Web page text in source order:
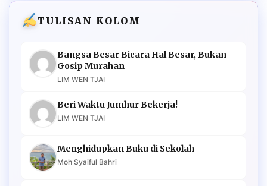
TULISAN KOLOM
Bangsa Besar Bicara Hal Besar, Bukan
Gosip Murahan
LIM WEN TJAI
Beri Waktu Jumhur Bekerja!
LIM WEN TJAI
Menghidupkan Buku di Sekolah
Moh Syaiful Bahri